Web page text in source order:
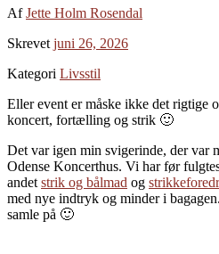
AfJette Holm Rosendal
Skrevet juni 26, 2026
Kategori Livsstil
Eller event er måske ikke det rigtige
koncert, fortælling og strik 🙂
Det var igen min svigerinde, der var
Odense Koncerthus. Vi har før
andet strik og bålmad og
med nye indtryk og minder i
samle på 🙂